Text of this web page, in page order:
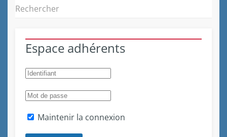
Espace adhérents
Maintenir la connexion